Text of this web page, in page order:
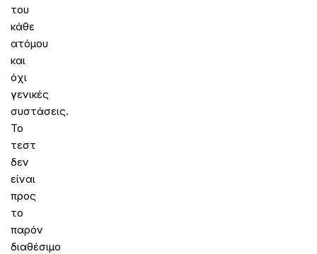
του
κάθε
ατόμου
και
όχι
γενικές
συστάσεις.
Το
τεστ
δεν
είναι
προς
το
παρόν
διαθέσιμο